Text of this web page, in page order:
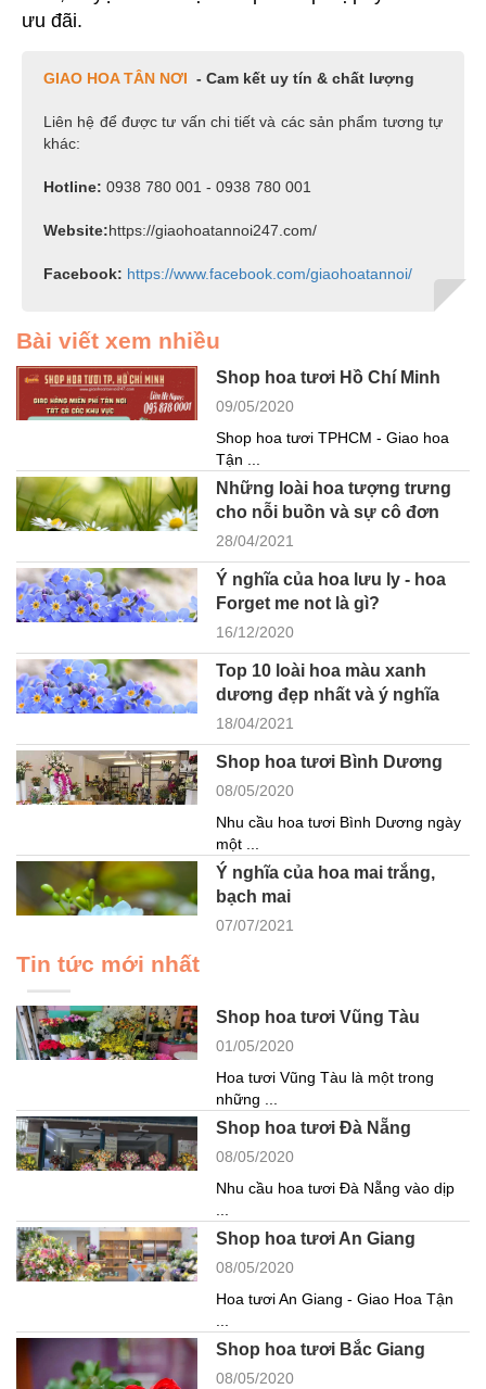
ưu đãi.
GIAO HOA TÂN NƠI - Cam kết uy tín & chất lượng
Liên hệ để được tư vấn chi tiết và các sản phẩm tương tự
khác:
Hotline: 0938 780 001 - 0938 780 001
Website:https://giaohoatannoi247.com/
Facebook: https://www.facebook.com/giaohoatannoi/
Bài viết xem nhiều
Shop hoa tươi Hồ Chí Minh
09/05/2020
Shop hoa tươi TPHCM - Giao hoa
Tận ...
Những loài hoa tượng trưng
cho nỗi buồn và sự cô đơn
28/04/2021
Ý nghĩa của hoa lưu ly - hoa
Forget me not là gì?
16/12/2020
Top 10 loài hoa màu xanh
dương đẹp nhất và ý nghĩa
18/04/2021
Shop hoa tươi Bình Dương
08/05/2020
Nhu cầu hoa tươi Bình Dương ngày
một ...
Ý nghĩa của hoa mai trắng,
bạch mai
07/07/2021
Tin tức mới nhất
Shop hoa tươi Vũng Tàu
01/05/2020
Hoa tươi Vũng Tàu là một trong
những ...
Shop hoa tươi Đà Nẵng
08/05/2020
Nhu cầu hoa tươi Đà Nẵng vào dịp
Shop hoa tươi An Giang
08/05/2020
Hoa tươi An Giang - Giao Hoa Tận
Shop hoa tươi Bắc Giang
08/05/2020